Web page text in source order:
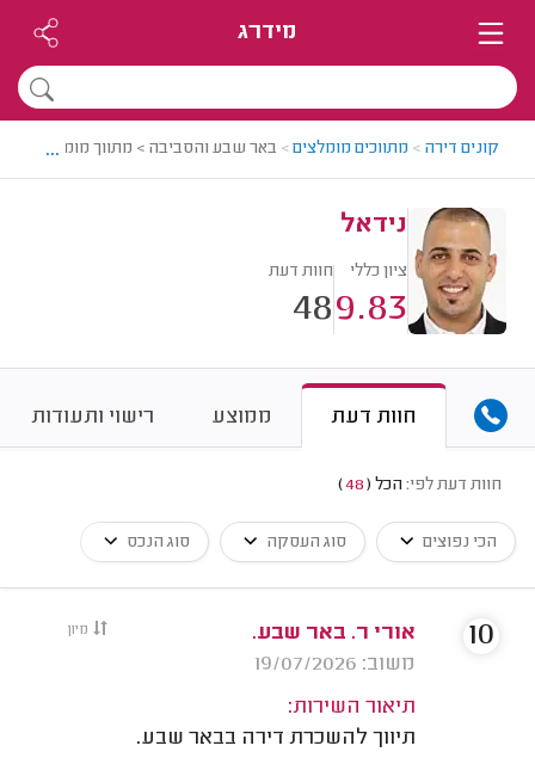
מידרג
קונים דירה > מתווכים מומלצים> באר שבע והסביבה > מתווך מומלץ -
...
נידאל
ציון כללי
9.83
חוות דעת
48
חוות דעת ממוצע רישוי ותעודות
חוות דעת לפי: הכל (
48
)
הכי נפוצים סוג העסקה סוג הנכס
מיון
אורי ר. באר שבע.
משוב: 19/07/2026
תיאור השירות:
תיווך להשכרת דירה בבאר שבע.
10